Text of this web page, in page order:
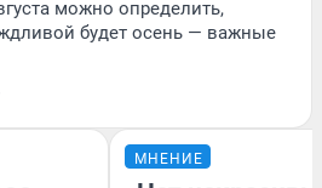
можно определить,
будет осень — важные
МНЕНИЕ